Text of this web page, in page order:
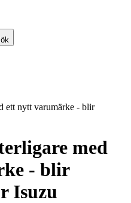
ett nytt varumärke - blir
med
- blir
Isuzu